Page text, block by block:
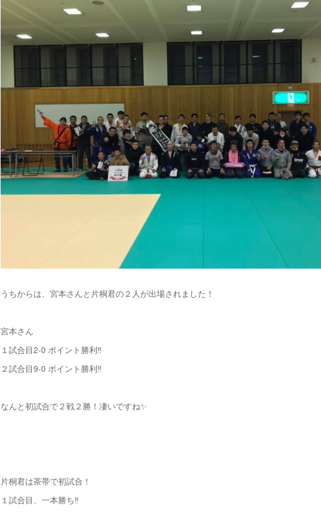
うちからは、宮本さんと片桐君の２人が出場されました！
宮本さん
１試合目2-0 ポイント勝利‼️
２試合目9-0 ポイント勝利‼️
なんと初試合で２戦２勝！凄いですね✨
片桐君は茶帯で初試合！
１試合目、一本勝ち‼️